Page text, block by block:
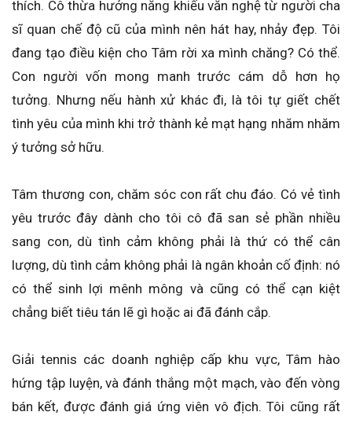
thích. Cô thừa hưởng năng khiếu văn nghệ từ người cha
sĩ quan chế độ cũ của mình nên hát hay, nhảy đẹp. Tôi
đang tạo điều kiện cho Tâm rời xa mình chăng? Có thể.
Con người vốn mong manh trước cám dỗ hơn họ
tưởng. Nhưng nếu hành xử khác đi, là tôi tự giết chết
tình yêu của mình khi trở thành kẻ mạt hạng nhăm nhăm
ý tưởng sở hữu.
Tâm thương con, chăm sóc con rất chu đáo. Có vẻ tình
yêu trước đây dành cho tôi cô đã san sẻ phần nhiều
sang con, dù tình cảm không phải là thứ có thể cân
lượng, dù tình cảm không phải là ngân khoản cố định: nó
có thể sinh lợi mênh mông và cũng có thể cạn kiệt
chẳng biết tiêu tán lẽ gì hoặc ai đã đánh cắp.
Giải tennis các doanh nghiệp cấp khu vực, Tâm hào
hứng tập luyện, và đánh thắng một mạch, vào đến vòng
bán kết, được đánh giá ứng viên vô địch. Tôi cũng rất